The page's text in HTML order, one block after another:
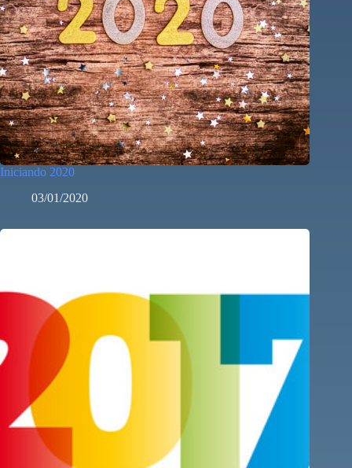
Iniciando 2020
03/01/2020